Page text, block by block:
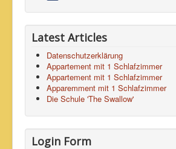
Latest Articles
Datenschutzerklärung
Appartement mit 1 Schlafzimmer
Appartement mit 1 Schlafzimmer
Apparemment mit 1 Schlafzimmer
Die Schule 'The Swallow'
Login Form